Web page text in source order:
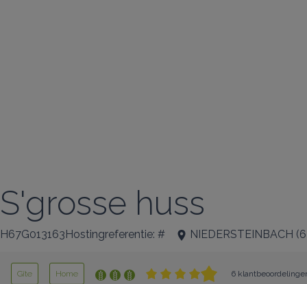
S'grosse huss
H67G013163Hostingreferentie: # NIEDERSTEINBACH (
Gîte Home 6